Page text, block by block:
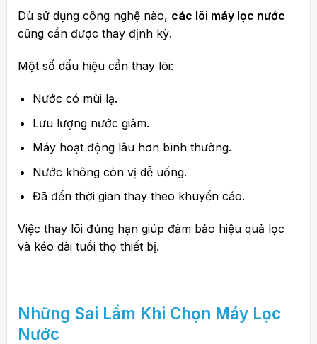
Dù sử dụng công nghệ nào, các lõi máy lọc nước
cũng cần được thay định kỳ.
Một số dấu hiệu cần thay lõi:
Nước có mùi lạ.
Lưu lượng nước giảm.
Máy hoạt động lâu hơn bình thường.
Nước không còn vị dễ uống.
Đã đến thời gian thay theo khuyến cáo.
Việc thay lõi đúng hạn giúp đảm bảo hiệu quả lọc
và kéo dài tuổi thọ thiết bị.
Những Sai Lầm Khi Chọn Máy Lọc
Nước